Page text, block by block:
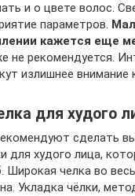
и о цвете волос.
параметров.
кажется еще
не рекомендуется.
излишнее внимание
для худого
сделать
для худого лица,
Широкая челка во
Укладка чёлки,